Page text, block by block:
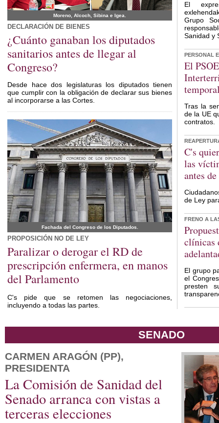
Moreno, Alcoch, Sibina e Igea.
DECLARACIÓN DE BIENES
¿Cuánto ganaban los diputados
sanitarios antes de llegar al
Congreso?
Desde hace dos legislaturas los diputados tienen
que cumplir con la obligación de declarar sus bienes
al incorporarse a las Cortes.
Fachada del Congreso de los Diputados.
PROPOSICIÓN NO DE LEY
Paralizar o derogar el RD de
prescripción enfermera, en manos
del Parlamento
C's pide que se retomen las negociaciones,
incluyendo a todas las partes.
El
Grupo
Sanidad y
PERSONAL
El
Tras la
de la UE
contratos.
C's
las
antes
de Ley
FRENO A
clínicas
El grupo
el
presten
SENADO
CARMEN ARAGÓN (PP),
PRESIDENTA
La Comisión de Sanidad del
Senado arranca con vistas a
terceras elecciones